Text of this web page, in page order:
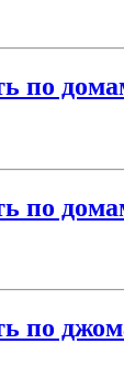
по
по
по